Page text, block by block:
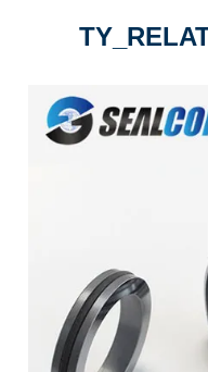
John jeřáb typ